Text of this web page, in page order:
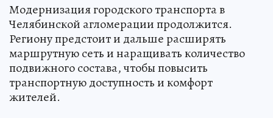
Модернизация городского транспорта в
Челябинской агломерации продолжится.
Региону предстоит и дальше расширять
маршрутную сеть и наращивать количество
подвижного состава, чтобы повысить
транспортную доступность и комфорт
жителей.